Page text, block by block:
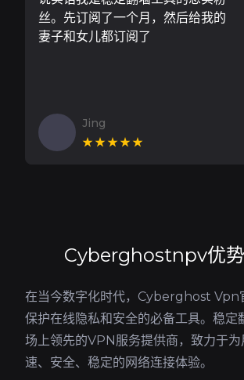
丝。先订阅了一个月，然后给我的
妻子和女儿都订阅了
Jing
★★★★★
Cyberghostnpv优势
在当今数字化时代，Cyberghost Vpn
保护在线隐私和安全的必备工具。稳定
场上领先的VPN服务提供商，致力于
速、安全、稳定的网络连接体验。